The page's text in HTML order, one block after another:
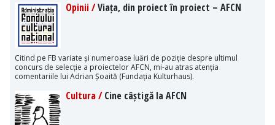
Opinii /Viața, din proiect în proiect – AFCN
Citind pe FB variate și numeroase luări de poziție despre ultimul
concurs de selecție a proiectelor AFCN, mi-au atras atenția
comentariile lui Adrian Șoaită (Fundația Kulturhaus).
Cultura /Cine câștigă la AFCN